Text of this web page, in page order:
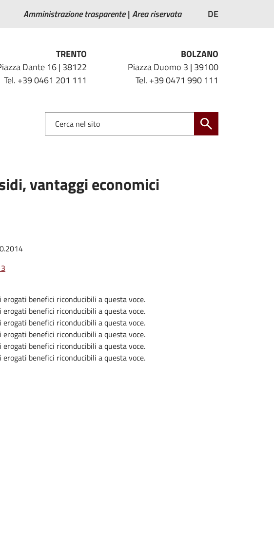
Amministrazione trasparente Area riservata DE
TRENTO
Dante 16 | 38122
Tel. +39 0461 201 111
BOLZANO
Piazza Duomo 3 | 39100
Tel. +39 0471 990 111
vantaggi economici
benefici riconducibili a questa voce.
benefici riconducibili a questa voce.
benefici riconducibili a questa voce.
benefici riconducibili a questa voce.
benefici riconducibili a questa voce.
benefici riconducibili a questa voce.